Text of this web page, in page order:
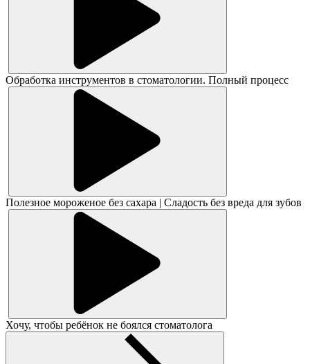
Обработка инструментов в стоматологии. Полный процесс
Полезное мороженое без сахара | Сладость без вреда для зубов
Хочу, чтобы ребёнок не боялся стоматолога